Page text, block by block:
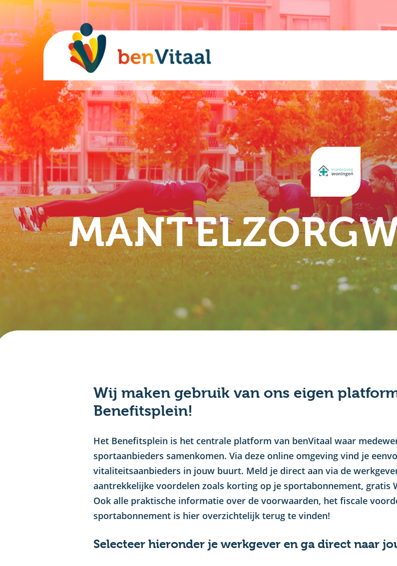
Wij maken gebruik van ons eigen
Benefitsplein!
Het Benefitsplein is het centrale platform van benVitaal waar
sportaanbieders samenkomen. Via deze online omgeving vind je
vitaliteitsaanbieders in jouw buurt. Meld je direct aan via de
aantrekkelijke voordelen zoals korting op je sportabonnement, gratis
Ook alle praktische informatie over de voorwaarden, het fiscale
sportabonnement is hier overzichtelijk terug te vinden!
Selecteer hieronder je werkgever en ga direct naar